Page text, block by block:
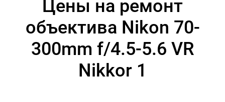
Цены на ремонт
объектива Nikon 70-
300mm f/4.5-5.6 VR
Nikkor 1